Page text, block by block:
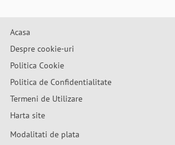
Acasa
Despre cookie-uri
Politica Cookie
Politica de Confidentialitate
Termeni de Utilizare
Harta site
Modalitati de plata